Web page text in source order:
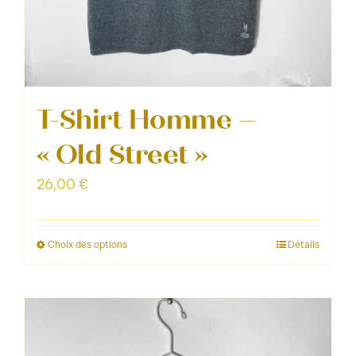
T-Shirt Homme –
« Old Street »
26,00 €
Choix des optionsCe
a
plusieurs
Détails